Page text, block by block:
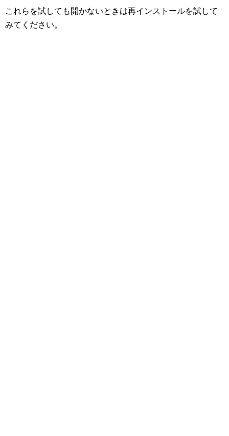
これらを試しても開かないときは再インストールを試して
みてください。